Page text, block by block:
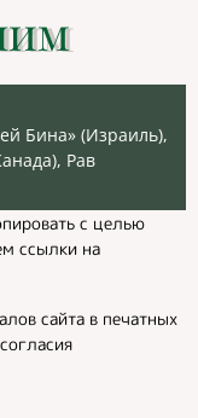
Бина» (Израиль),
Рав
с целью
ссылки на
сайта в печатных